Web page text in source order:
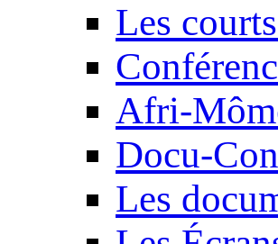
Les
Afri-
Docu-
Les